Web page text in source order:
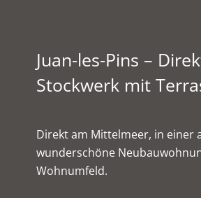
Juan-les-Pins –
Stockwerk mit
Direkt am Mittelmeer, in einer
wunderschöne
Wohnumfeld.